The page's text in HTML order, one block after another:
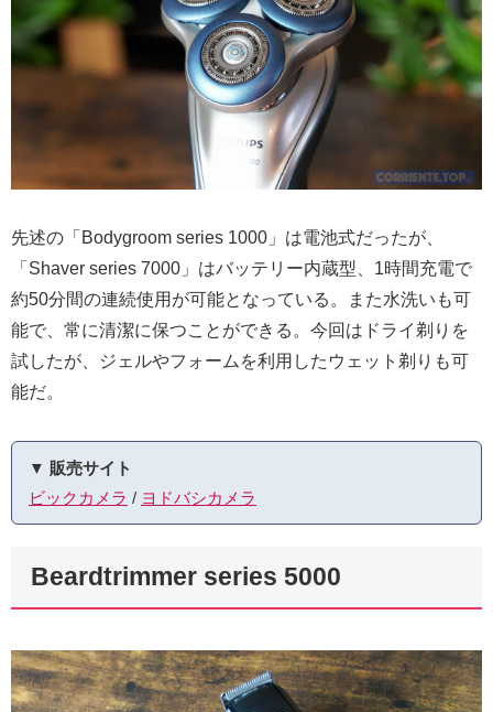
先述の「Bodygroom series 1000」は電池式だったが、
「Shaver series 7000」はバッテリー内蔵型、1時間充電で
約50分間の連続使用が可能となっている。また水洗いも可
能で、常に清潔に保つことができる。今回はドライ剃りを
試したが、ジェルやフォームを利用したウェット剃りも可
能だ。
▼ 販売サイト
ビックカメラ / ヨドバシカメラ
Beardtrimmer series 5000